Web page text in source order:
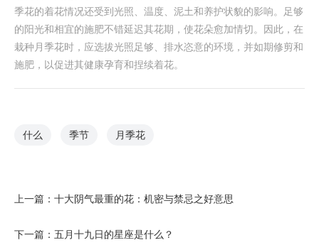
季花的着花情况还受到光照、温度、泥土和养护状貌的影响。足够
的阳光和相宜的施肥不错延迟其花期，使花朵愈加情切。因此，在
栽种月季花时，应选拔光照足够、排水恣意的环境，并如期修剪和
施肥，以促进其健康孕育和捏续着花。
什么 季节 月季花
上一篇： 十大阴气最重的花：机密与禁忌之好意思
下一篇： 五月十九日的星座是什么？